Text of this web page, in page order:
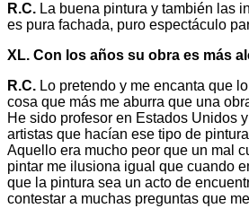
R.C. La buena pintura y también las
es pura fachada, puro espectáculo
XL. Con los años su obra es más
R.C. Lo pretendo y me encanta que
cosa que más me aburra que una
He sido profesor en Estados Unidos
artistas que hacían ese tipo de
Aquello era mucho peor que un mal
pintar me ilusiona igual que cuando
que la pintura sea un acto de
contestar a muchas preguntas que